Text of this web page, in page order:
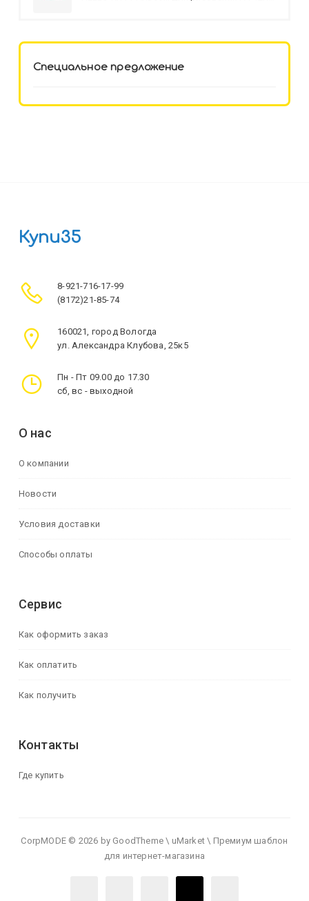
Специальное предложение
Купи35
8-921-716-17-99
(8172)21-85-74
160021, город Вологда
ул. Александра Клубова, 25к5
Пн - Пт 09.00 до 17.30
сб, вс - выходной
О нас
О компании
Новости
Условия доставки
Способы оплаты
Сервис
Как оформить заказ
Как оплатить
Как получить
Контакты
Где купить
CorpMODE © 2026 by GoodTheme \ uMarket \ Премиум шаблон
для интернет-магазина